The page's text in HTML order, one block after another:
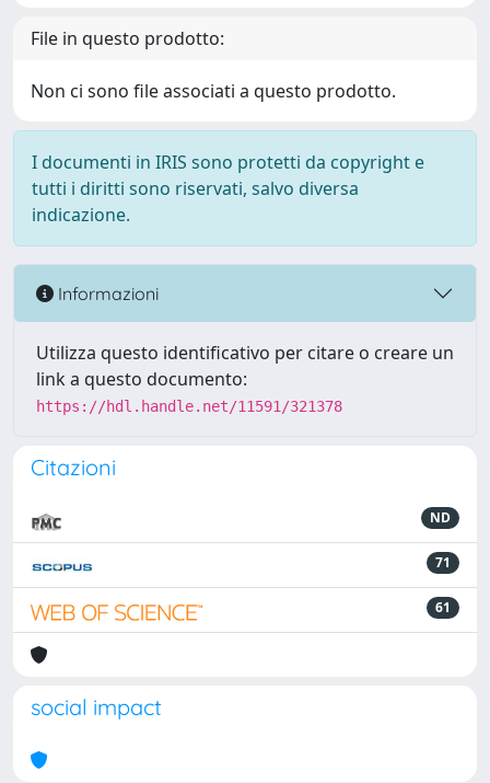
File in questo prodotto:
Non ci sono file associati a questo prodotto.
I documenti in IRIS sono protetti da copyright e
tutti i diritti sono riservati, salvo diversa
indicazione.
Informazioni
Utilizza questo identificativo per citare o creare un
link a questo documento:
https://hdl.handle.net/11591/321378
Citazioni
ND
71
61
social impact